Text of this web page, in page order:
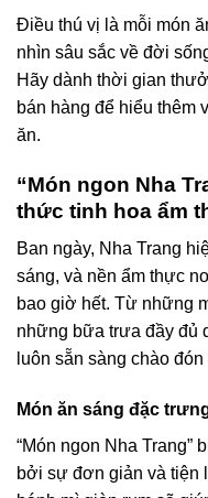
Điều thú vị là mỗi món
nhìn sâu sắc về đời
Hãy dành thời gian
bán hàng để hiểu thêm
ăn.
“Món ngon Nha
thức tinh hoa ẩm
Ban ngày, Nha Trang
sáng, và nền ẩm thực
bao giờ hết. Từ những
những bữa trưa đầy đủ
luôn sẵn sàng chào
Món ăn sáng đặc
“Món ngon Nha
bởi sự đơn giản và tiện